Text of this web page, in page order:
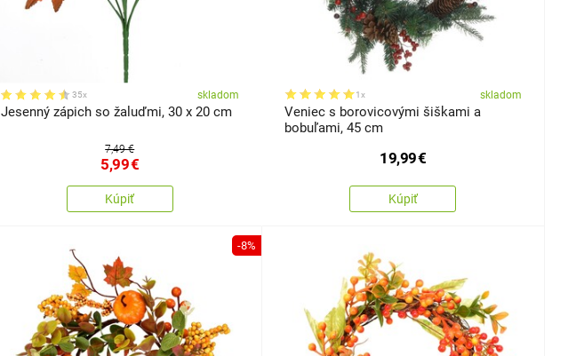
35x skladom
Jesenný zápich so žaluďmi, 30 x 20 cm
7,49 €
5,99€
Kúpiť
1x skladom
Veniec s borovicovými šiškami a
bobuľami, 45 cm
19,99€
Kúpiť
-8%